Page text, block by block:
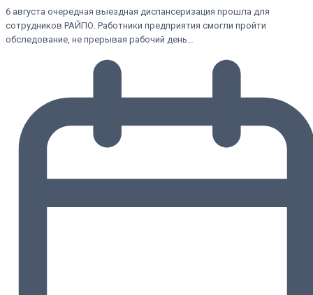
6 августа очередная выездная диспансеризация прошла для
сотрудников РАЙПО. Работники предприятия смогли пройти
обследование, не прерывая рабочий день…